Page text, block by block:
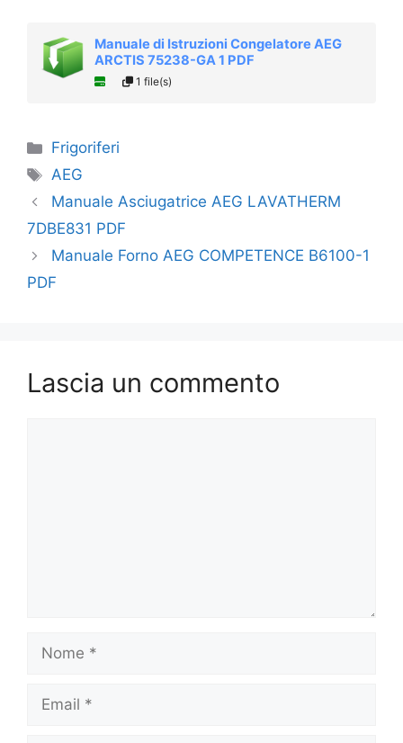
Manuale di Istruzioni Congelatore AEG
ARCTIS 75238-GA 1 PDF
1 file(s)
Categorie
Frigoriferi
Tag
AEG
Manuale Asciugatrice AEG LAVATHERM
7DBE831 PDF
Manuale Forno AEG COMPETENCE B6100-1
PDF
Lascia un commento
Nome
Email